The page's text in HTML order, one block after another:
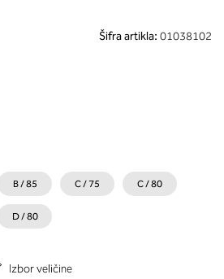
Šifra artikla: 01038102
B / 85 C / 75 C / 80
D / 80
Izbor veličine